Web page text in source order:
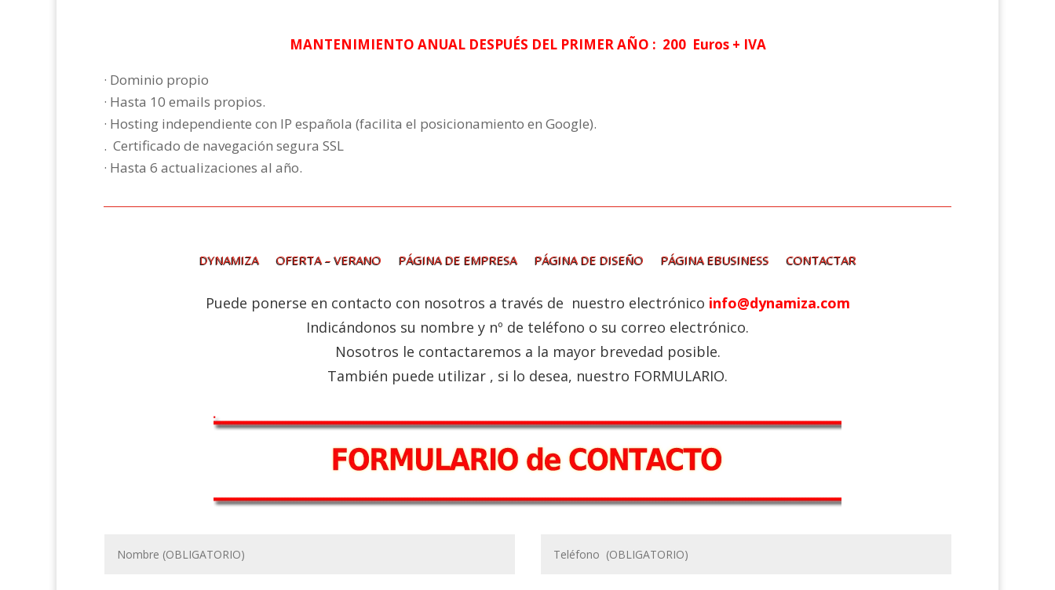
MANTENIMIENTO ANUAL DESPUÉS DEL PRIMER AÑO : 200 Euros + IVA
· Dominio propio
· Hasta 10 emails propios.
· Hosting independiente con IP española (facilita el posicionamiento en Google).
. Certificado de navegación segura SSL
· Hasta 6 actualizaciones al año.
DYNAMIZA OFERTA – VERANO PÁGINA DE EMPRESA PÁGINA DE DISEÑO PÁGINA EBUSINESS CONTACTAR
Puede ponerse en contacto con nosotros a través de nuestro electrónico info@dynamiza.com
Indicándonos su nombre y nº de teléfono o su correo electrónico.
Nosotros le contactaremos a la mayor brevedad posible.
También puede utilizar , si lo desea, nuestro FORMULARIO.